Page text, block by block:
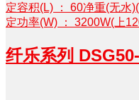
定容积(L) ： 60净重(无水
定功率(W) ： 3200W(上
纤乐系列